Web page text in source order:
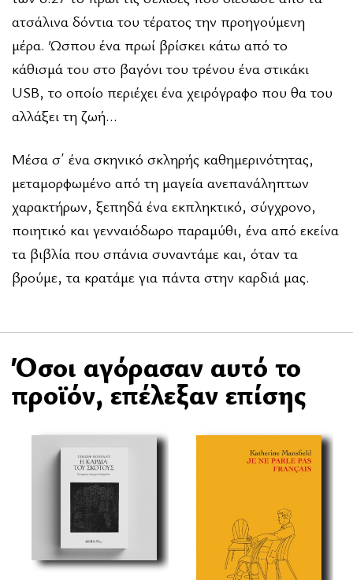
ατσάλινα δόντια του τέρατος την προηγούμενη
μέρα. Ώσπου ένα πρωί βρίσκει κάτω από το
κάθισμά του στο βαγόνι του τρένου ένα στικάκι
USB, το οποίο περιέχει ένα χειρόγραφο που θα του
αλλάξει τη ζωή…
Μέσα σ΄ ένα σκηνικό σκληρής καθημερινότητας,
μεταμορφωμένο από τη μαγεία ανεπανάληπτων
χαρακτήρων, ξεπηδά ένα εκπληκτικό, σύγχρονο,
ποιητικό και γενναιόδωρο παραμύθι, ένα από εκείνα
τα βιβλία που σπάνια συναντάμε και, όταν τα
βρούμε, τα κρατάμε για πάντα στην καρδιά μας.
Όσοι αγόρασαν αυτό το
προϊόν, επέλεξαν επίσης